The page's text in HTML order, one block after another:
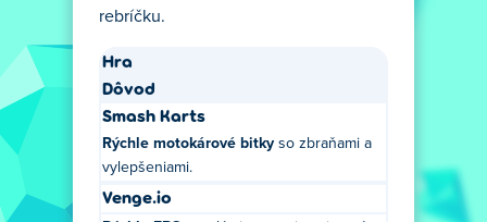
rebríčku.
Hra
Dôvod
Smash Karts
Rýchle motokárové bitky so zbraňami a
vylepšeniami.
Venge.io